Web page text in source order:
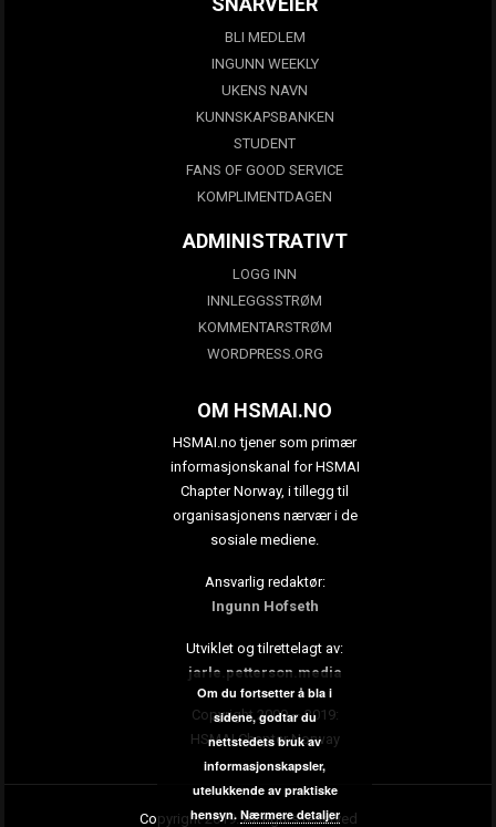
BLI MEDLEM
INGUNN WEEKLY
UKENS NAVN
KUNNSKAPSBANKEN
STUDENT
FANS OF GOOD SERVICE
KOMPLIMENTDAGEN
ADMINISTRATIVT
LOGG INN
INNLEGGSSTRØM
KOMMENTARSTRØM
WORDPRESS.ORG
OM HSMAI.NO
HSMAI.no tjener som primær
informasjonskanal for HSMAI
Chapter Norway, i tillegg til
organisasjonens nærvær i de
sosiale mediene.
Ansvarlig redaktør:
Ingunn Hofseth
Utviklet og tilrettelagt av:
jarle.petterson.media
Copyright 2009 – 2019:
HSMAI Chapter Norway
Copyright 2019. All rights reserved
Om du fortsetter å bla i
sidene, godtar du
nettstedets bruk av
informasjonskapsler,
utelukkende av praktiske
hensyn. Nærmere detaljer